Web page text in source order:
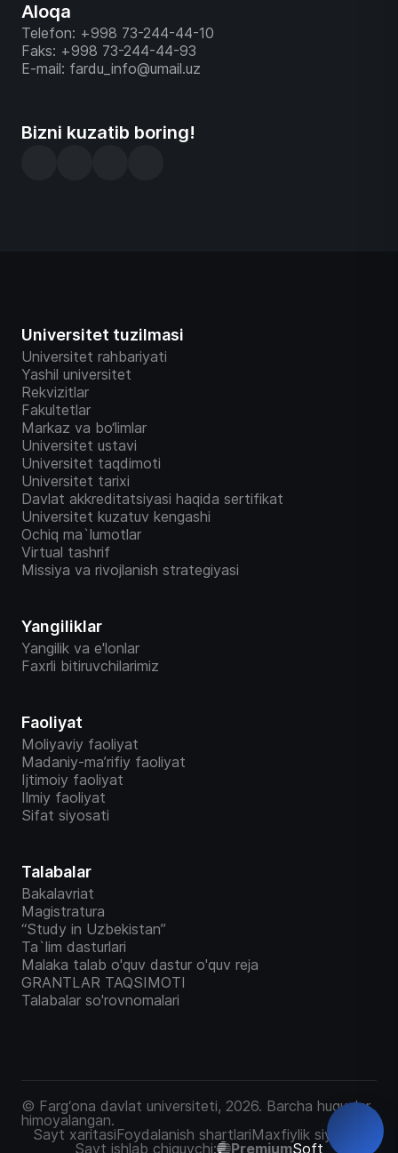
Aloqa
Telefon: +998 73-244-44-10
Faks: +998 73-244-44-93
E-mail: fardu_info@umail.uz
Bizni kuzatib boring!
Universitet tuzilmasi
Universitet rahbariyati
Yashil universitet
Rekvizitlar
Fakultetlar
Markaz va bo‘limlar
Universitet ustavi
Universitet taqdimoti
Universitet tarixi
Davlat akkreditatsiyasi haqida sertifikat
Universitet kuzatuv kengashi
Ochiq ma`lumotlar
Virtual tashrif
Missiya va rivojlanish strategiyasi
Yangiliklar
Yangilik va e'lonlar
Faxrli bitiruvchilarimiz
Faoliyat
Moliyaviy faoliyat
Madaniy-ma’rifiy faoliyat
Ijtimoiy faoliyat
Ilmiy faoliyat
Sifat siyosati
Talabalar
Bakalavriat
Magistratura
“Study in Uzbekistan”
Ta`lim dasturlari
Malaka talab o'quv dastur o'quv reja
GRANTLAR TAQSIMOTI
Talabalar so'rovnomalari
© Farg‘ona davlat universiteti, 2026. Barcha huquqlar
himoyalangan.
Sayt xaritasiFoydalanish shartlariMaxfiylik siyosati
Sayt ishlab chiquvchi:
PremiumSoft